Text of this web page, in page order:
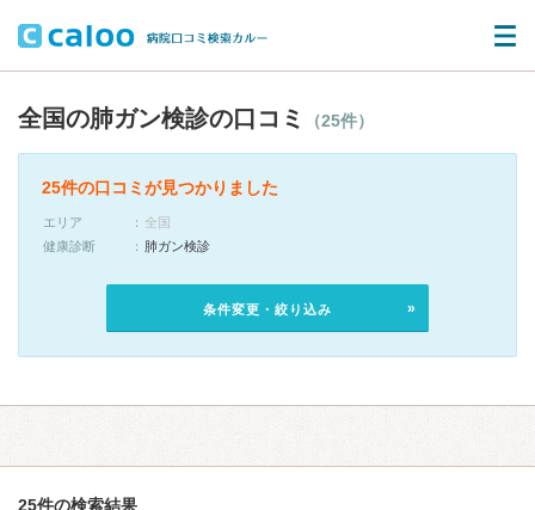
全国の肺ガン検診の口コミ （25件）
25件の口コミが見つかりました
エリア
全国
健康診断
肺ガン検診
条件変更・絞り込み
25件の検索結果